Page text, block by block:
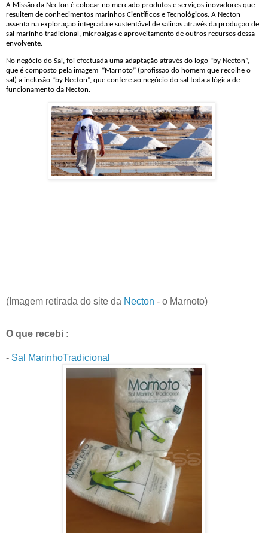
A Missão da Necton é colocar no mercado produtos e serviços inovadores que
resultem de conhecimentos marinhos Científicos e Tecnológicos. A Necton
assenta na exploração integrada e sustentável de salinas através da produção de
sal marinho tradicional, microalgas e aproveitamento de outros recursos dessa
envolvente.
No negócio do Sal, foi efectuada uma adaptação através do logo “by Necton”,
que é composto pela imagem “Marnoto” (profissão do homem que recolhe o
sal) a inclusão “by Necton”, que confere ao negócio do sal toda a lógica de
funcionamento da Necton.
(Imagem retirada do site da Necton - o Marnoto)
O que recebi :
- Sal MarinhoTradicional